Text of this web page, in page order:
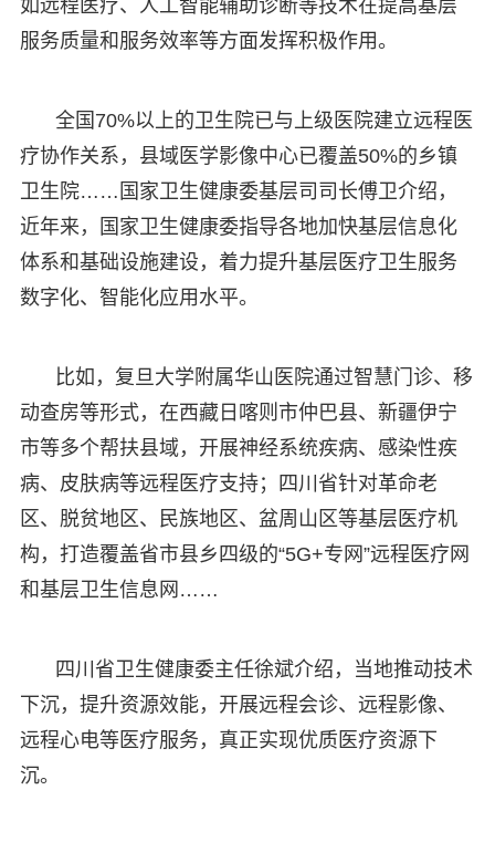
如远程医疗、人工智能辅助诊断等技术在提高基层
服务质量和服务效率等方面发挥积极作用。
全国70%以上的卫生院已与上级医院建立远程医
疗协作关系，县域医学影像中心已覆盖50%的乡镇
卫生院……国家卫生健康委基层司司长傅卫介绍，
近年来，国家卫生健康委指导各地加快基层信息化
体系和基础设施建设，着力提升基层医疗卫生服务
数字化、智能化应用水平。
比如，复旦大学附属华山医院通过智慧门诊、移
动查房等形式，在西藏日喀则市仲巴县、新疆伊宁
市等多个帮扶县域，开展神经系统疾病、感染性疾
病、皮肤病等远程医疗支持；四川省针对革命老
区、脱贫地区、民族地区、盆周山区等基层医疗机
构，打造覆盖省市县乡四级的“5G+专网”远程医疗网
和基层卫生信息网……
四川省卫生健康委主任徐斌介绍，当地推动技术
下沉，提升资源效能，开展远程会诊、远程影像、
远程心电等医疗服务，真正实现优质医疗资源下
沉。